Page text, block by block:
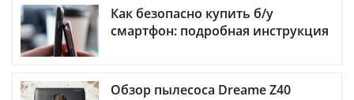
Как безопасно купить б/у
смартфон: подробная инструкция
Обзор пылесоса Dreame Z40